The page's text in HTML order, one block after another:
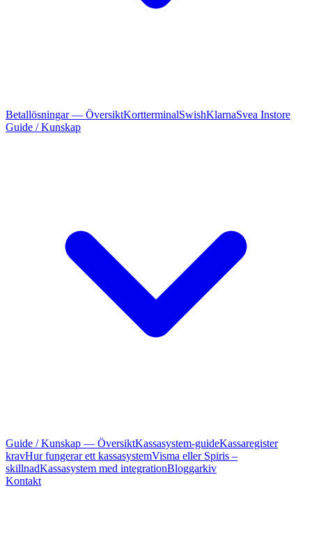
Betallösningar — ÖversiktKortterminalSwishKlarnaSvea Instore
Guide / Kunskap
Guide / Kunskap — ÖversiktKassasystem-guideKassaregister
kravHur fungerar ett kassasystemVisma eller Spiris –
skillnadKassasystem med integrationBloggarkiv
Kontakt